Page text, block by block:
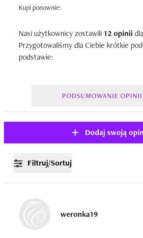
Kupi ponownie:
Nasi użytkownicy zostawili 12 opinii
Przygotowaliśmy dla Ciebie krótkie
podstawie:
PODSUMOWANIE OPINII
Dodaj swoją
Filtruj/Sortuj
weronka19